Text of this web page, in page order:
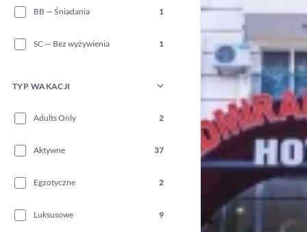
BB — Śniadania 1
SC — Bez wyżywienia 1
TYP WAKACJI
Adults Only 2
Aktywne 37
Egzotyczne 2
Luksusowe 9